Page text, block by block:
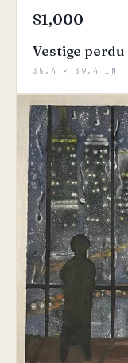
$1,000
Vestige perdu
35.4 × 39.4 IN